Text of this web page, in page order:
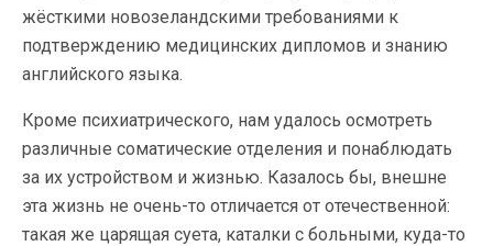
жёсткими новозеландскими требованиями к
подтверждению медицинских дипломов и знанию
английского языка.
Кроме психиатрического, нам удалось осмотреть
различные соматические отделения и понаблюдать
за их устройством и жизнью. Казалось бы, внешне
эта жизнь не очень-то отличается от отечественной:
такая же царящая суета, каталки с больными, куда-то